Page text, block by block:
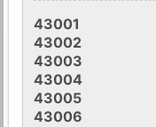
43001
43002
43003
43004
43005
43006